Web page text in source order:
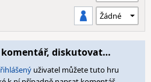
diskutovat…
uživatel můžete tuto hru